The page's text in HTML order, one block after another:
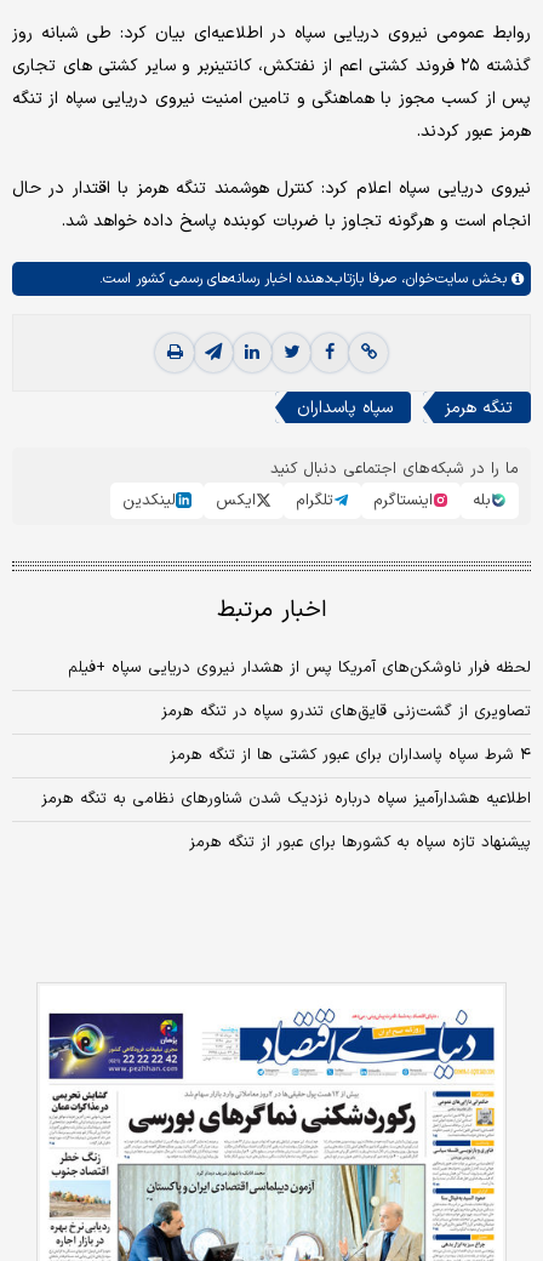
روابط عمومی نیروی دریایی سپاه در اطلاعیه‌ای بیان کرد: طی شبانه روز
گذشته ۲۵ فروند کشتی اعم از نفتکش، کانتینربر و سایر کشتی های تجاری
پس از کسب مجوز با هماهنگی و تامین امنیت نیروی دریایی سپاه از تنگه
هرمز عبور کردند.
نیروی دریایی سپاه اعلام کرد: کنترل هوشمند تنگه هرمز با اقتدار در حال
انجام است و هرگونه تجاوز با ضربات کوبنده پاسخ داده خواهد شد.
بخش سایت‌خوان، صرفا بازتاب‌دهنده اخبار رسانه‌های رسمی کشور است.
تنگه هرمز سپاه پاسداران
ما را در شبکه‌های اجتماعی دنبال کنید
بله
اینستاگرم تلگرام ایکس لینکدین
اخبار مرتبط
لحظه فرار ناوشکن‌های آمریکا پس از هشدار نیروی دریایی سپاه +فیلم
تصاویری از گشت‌زنی قایق‌های تندرو سپاه در تنگه هرمز
۴ شرط سپاه پاسداران برای عبور کشتی ها از تنگه هرمز
اطلاعیه هشدارآمیز سپاه درباره نزدیک شدن شناورهای نظامی به تنگه هرمز
پیشنهاد تازه سپاه به کشورها برای عبور از تنگه هرمز